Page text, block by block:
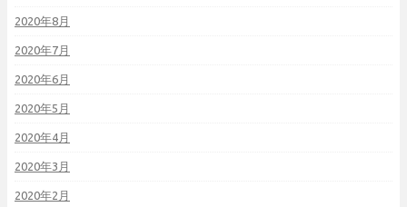
2020年8月
2020年7月
2020年6月
2020年5月
2020年4月
2020年3月
2020年2月